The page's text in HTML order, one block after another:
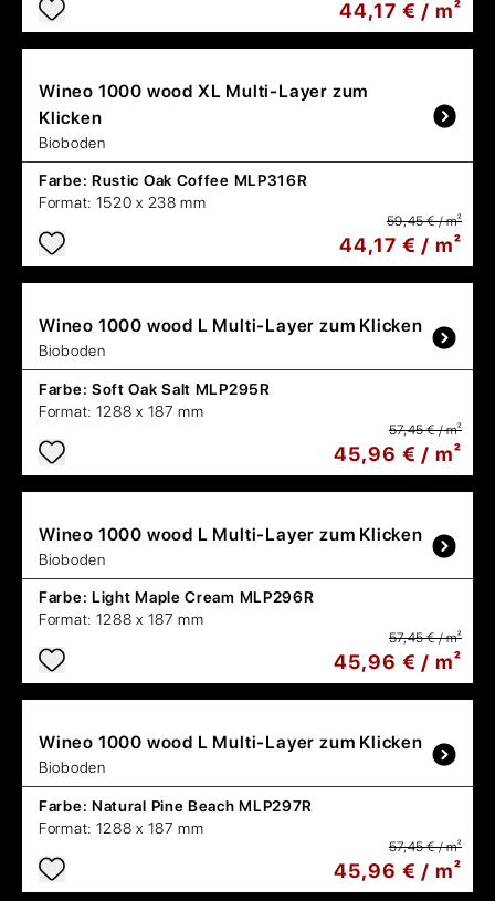
44,17 € / m²
Wineo 1000 wood XL Multi-Layer zum
Klicken
Bioboden
Farbe: Rustic Oak Coffee MLP316R
Format: 1520 x 238 mm
59,45 € / m²
44,17 € / m²
Wineo 1000 wood L Multi-Layer zum Klicken
Bioboden
Farbe: Soft Oak Salt MLP295R
Format: 1288 x 187 mm
57,45 € / m²
45,96 € / m²
Wineo 1000 wood L Multi-Layer zum Klicken
Bioboden
Farbe: Light Maple Cream MLP296R
Format: 1288 x 187 mm
57,45 € / m²
45,96 € / m²
Wineo 1000 wood L Multi-Layer zum Klicken
Bioboden
Farbe: Natural Pine Beach MLP297R
Format: 1288 x 187 mm
57,45 € / m²
45,96 € / m²